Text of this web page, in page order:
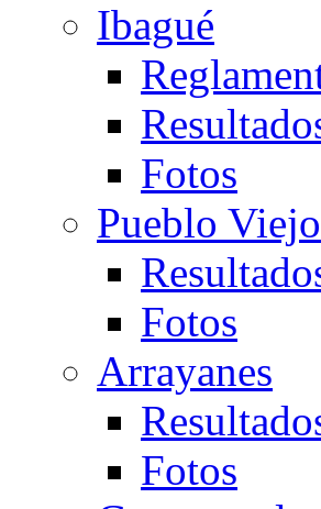
Ibagué
Fotos
Pueblo Viejo
Fotos
Arrayanes
Fotos